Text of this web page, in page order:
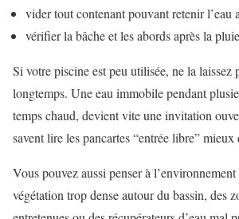
vider tout contenant pouvant retenir l’eau
vérifier la bâche et les abords après la
Si votre piscine est peu utilisée, ne la laissez
longtemps. Une eau immobile pendant
temps chaud, devient vite une invitation
savent lire les pancartes “entrée libre” mieux
Vous pouvez aussi penser à
végétation trop dense autour du bassin, des